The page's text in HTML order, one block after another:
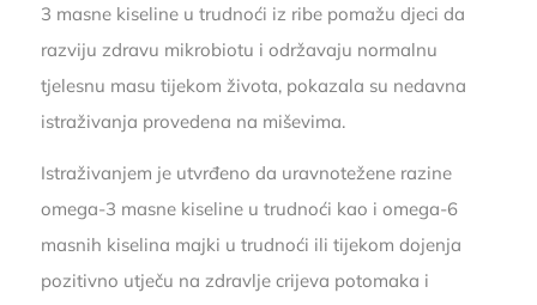
3 masne kiseline u trudnoći iz ribe pomažu djeci da
razviju zdravu mikrobiotu i održavaju normalnu
tjelesnu masu tijekom života, pokazala su nedavna
istraživanja provedena na miševima.
Istraživanjem je utvrđeno da uravnotežene razine
omega-3 masne kiseline u trudnoći kao i omega-6
masnih kiselina majki u trudnoći ili tijekom dojenja
pozitivno utječu na zdravlje crijeva potomaka i